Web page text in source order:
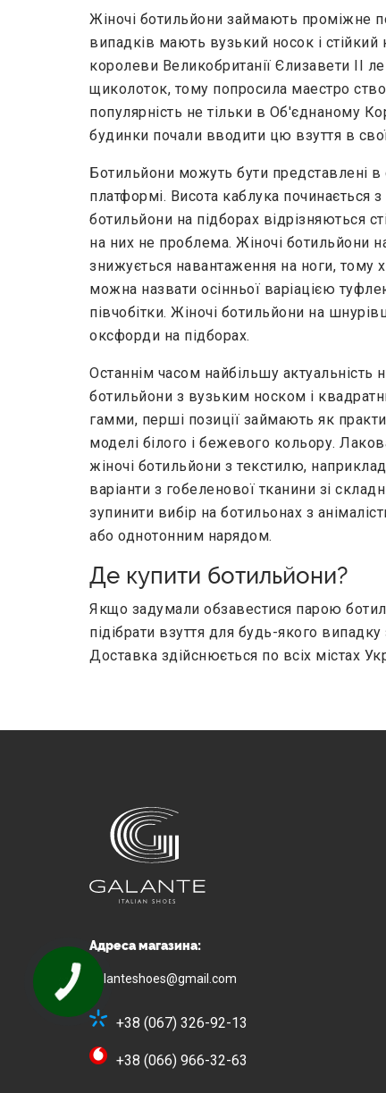
Жіночі ботильйони займають проміжне
випадків мають вузький носок і
королеви Великобританії Єлизавети ІІ
щиколоток, тому попросила маестро
популярність не тільки в Об'єднаному
будинки почали вводити цю взуття в
Ботильйони можуть бути представлені в
платформі. Висота каблука
ботильйони на підборах відрізняються
на них не проблема. Жіночі ботильйони
знижується навантаження на ноги, тому
можна назвати осінньої варіацією
півчобітки. Жіночі ботильйони на
оксфорди на підборах.
Останнім часом найбільшу
ботильйони з вузьким носком і
гамми, перші позиції займають як
моделі білого і бежевого кольору.
жіночі ботильйони з текстилю,
варіанти з гобеленової тканини зі
зупинити вибір на ботильонах з
або однотонним нарядом.
Де купити ботильйони?
Якщо задумали обзавестися парою
підібрати взуття для будь-якого
Доставка здійснюється по всіх містах
Адреса магазина:
galanteshoes@gmail.com
+38 (067) 326-92-13
+38 (066) 966-32-63